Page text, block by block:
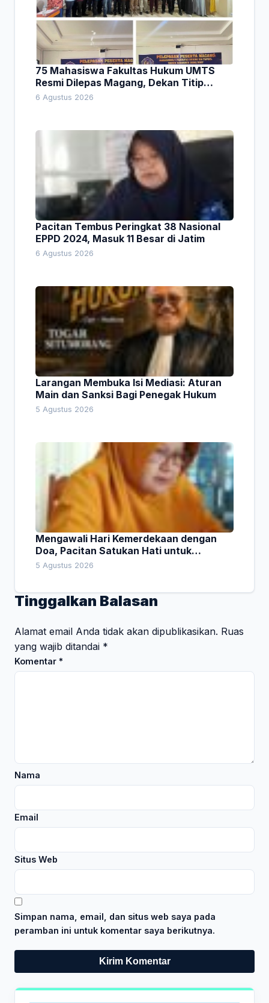
75 Mahasiswa Fakultas Hukum UMTS
Resmi Dilepas Magang, Dekan Titip
Empat Pesan Penting
6 Agustus 2026
Pacitan Tembus Peringkat 38 Nasional
EPPD 2024, Masuk 11 Besar di Jatim
6 Agustus 2026
Larangan Membuka Isi Mediasi: Aturan
Main dan Sanksi Bagi Penegak Hukum
5 Agustus 2026
Mengawali Hari Kemerdekaan dengan
Doa, Pacitan Satukan Hati untuk
Indonesia
5 Agustus 2026
Tinggalkan Balasan
Alamat email Anda tidak akan dipublikasikan. Ruas
yang wajib ditandai *
Komentar *
Nama
Email
Situs Web
Simpan nama, email, dan situs web saya pada
peramban ini untuk komentar saya berikutnya.